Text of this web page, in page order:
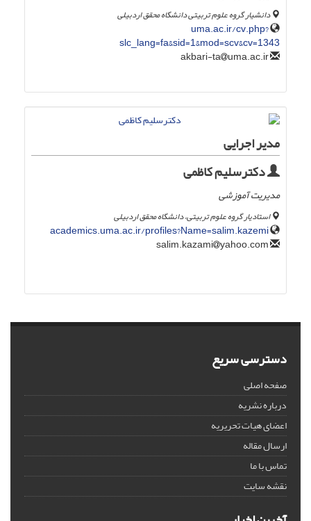
دانشیار گروه علوم تربیتی دانشگاه محقق اردبیلی
uma.ac.ir/cv.php?
slc_lang=fa&sid=1&mod=scv&cv=1343
uma.ac.ir
مدیر اجرایی
دکترسلیم کاظمی
مدیریت آموزشی
استادیار گروه علوم تربیتی، دانشگاه محقق اردبیلی
academics.uma.ac.ir/profiles?Name=salim.kazemi
yahoo.com
دسترسی سریع
صفحه اصلی
درباره نشریه
اعضای هیات تحریریه
ارسال مقاله
تماس با ما
نقشه سایت